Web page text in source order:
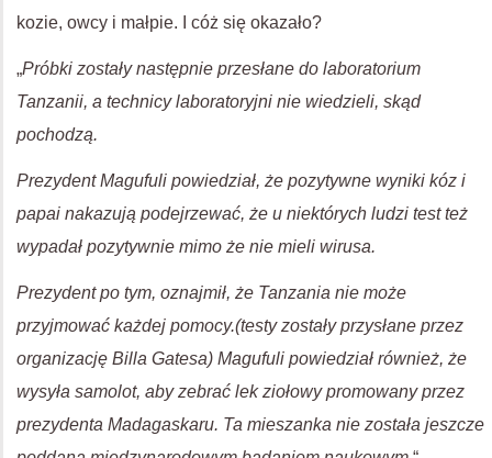
kozie, owcy i małpie. I cóż się okazało?
„Próbki zostały następnie przesłane do laboratorium
Tanzanii, a technicy laboratoryjni nie wiedzieli, skąd
pochodzą.
Prezydent Magufuli powiedział, że pozytywne wyniki kóz i
papai nakazują podejrzewać, że u niektórych ludzi test też
wypadał pozytywnie mimo że nie mieli wirusa.
Prezydent po tym, oznajmił, że Tanzania nie może
przyjmować każdej pomocy.(testy zostały przysłane przez
organizację Billa Gatesa) Magufuli powiedział również, że
wysyła samolot, aby zebrać lek ziołowy promowany przez
prezydenta Madagaskaru. Ta mieszanka nie została jeszcze